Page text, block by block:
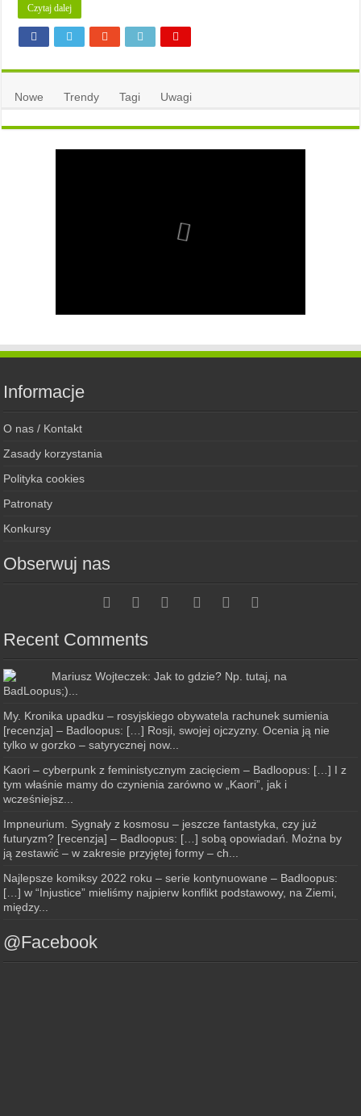
Czytaj dalej
Nowe Trendy Tagi Uwagi
Informacje
O nas / Kontakt
Zasady korzystania
Polityka cookies
Patronaty
Konkursy
Obserwuj nas
Recent Comments
Mariusz Wojteczek: Jak to gdzie? Np. tutaj, na
BadLoopus;)...
My. Kronika upadku – rosyjskiego obywatela rachunek sumienia
[recenzja] – Badloopus: […] Rosji, swojej ojczyzny. Ocenia ją nie
tylko w gorzko – satyrycznej now...
Kaori – cyberpunk z feministycznym zacięciem – Badloopus: […] I z
tym właśnie mamy do czynienia zarówno w „Kaori”, jak i
wcześniejsz...
Impneurium. Sygnały z kosmosu – jeszcze fantastyka, czy już
futuryzm? [recenzja] – Badloopus: […] sobą opowiadań. Można by
ją zestawić – w zakresie przyjętej formy – ch...
Najlepsze komiksy 2022 roku – serie kontynuowane – Badloopus:
[…] w “Injustice” mieliśmy najpierw konflikt podstawowy, na Ziemi,
między...
@Facebook